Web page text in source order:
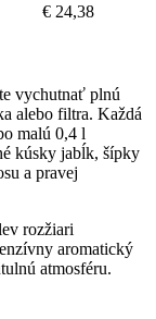
€ 24,38
vychutnať plnú
alebo filtra. Každá
malú 0,4 l
kúsky jabĺk, šípky
a pravej
rozžiari
aromatický
atmosféru.